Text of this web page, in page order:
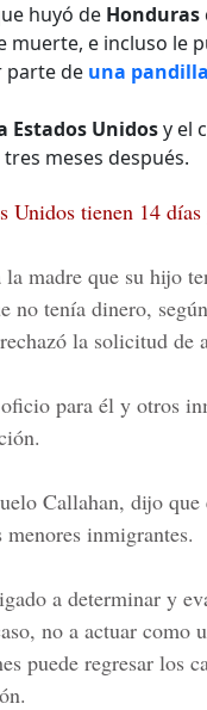
huyó de Honduras
muerte, e incluso le
parte de una
Estados Unidosy el
meses después.
Unidos tienen 14
madre que su hijo
no tenía dinero,
la solicitud de
para él y otros
Callahan, dijo que
menores inmigrantes.
a determinar y
no a actuar como
puede regresar los